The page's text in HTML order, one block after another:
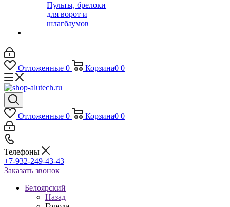
Пульты, брелоки
для ворот и
шлагбаумов
Отложенные 0 Корзина0 0
Отложенные 0 Корзина0 0
Телефоны
+7-932-249-43-43
Заказать звонок
Белоярский
Назад